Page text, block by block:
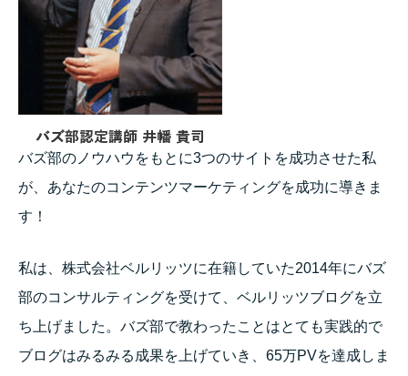
バズ部のノウハウをもとに3つのサイトを成功させた私
が、あなたのコンテンツマーケティングを成功に導きま
す！
私は、株式会社ベルリッツに在籍していた2014年にバズ
部のコンサルティングを受けて、ベルリッツブログを立
ち上げました。バズ部で教わったことはとても実践的で
ブログはみるみる成果を上げていき、65万PVを達成しま